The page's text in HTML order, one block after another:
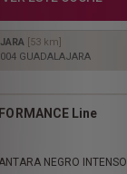
[53 km]
GUADALAJARA
Line
NEGRO INTENSO